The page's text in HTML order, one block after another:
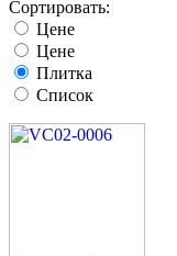
Сортировать:
Цене
Цене
Плитка
Список